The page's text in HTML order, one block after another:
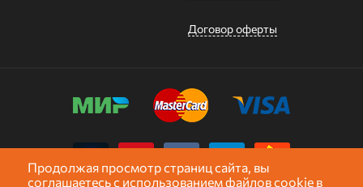
Договор оферты
Продолжая просмотр страниц сайта, вы
соглашаетесь с использованием файлов cookie в